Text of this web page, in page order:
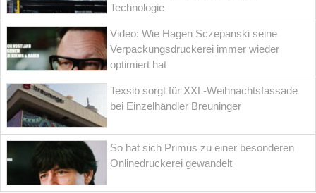
Technologie
Video: Wie Hagen Sczepanski seine
Verpackungsdruckerei immer wieder
optimiert hat
Texsib sorgt für XXL-Weihnachtsfassade
bei Einzelhändler Breuninger
So hat sich Primus zu einer besonderen
Onlinedruckerei gewandelt